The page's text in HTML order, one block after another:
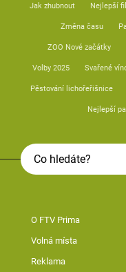
Jak zhubnout Nejlepší
Změna času
ZOO Nové začátky
Volby 2025 Svařené
Pěstování lichořeřišnice
Nejlepší
O FTV Prima
Volná místa
Reklama